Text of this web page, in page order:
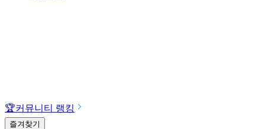
🏆커뮤니티 랭킹
즐겨찾기